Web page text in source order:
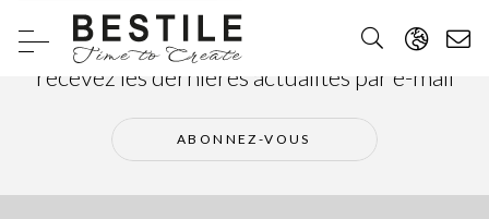
Abonnez-vous à notre newsletter et
recevez les dernières actualités par e-mail
ABONNEZ-VOUS